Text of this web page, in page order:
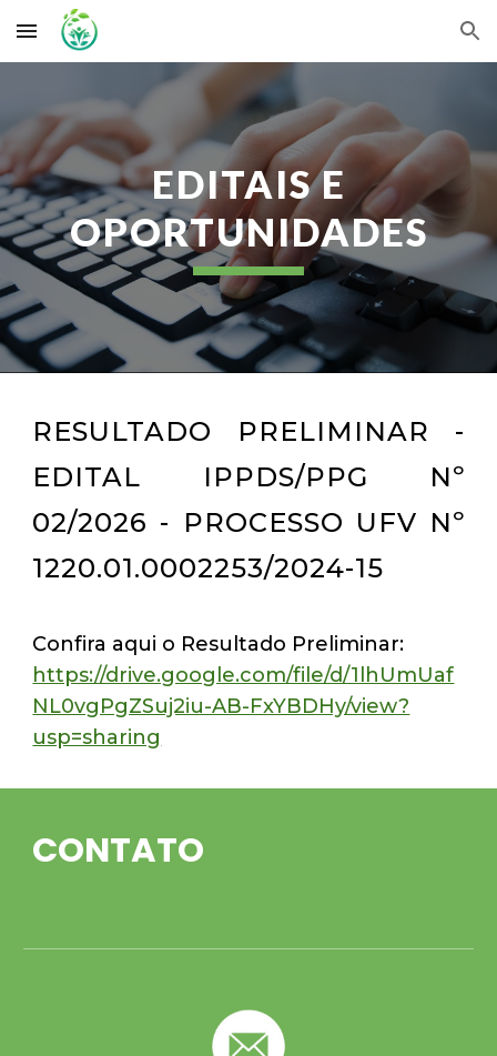
Skip to main content Skip to navigation
EDITAIS E
OPORTUNIDADES
RESULTADO PRELIMINAR -
EDITAL IPPDS/PPG Nº
02/2026 - PROCESSO UFV Nº
1220.01.0002253/2024-15
Confira aqui o Resultado Preliminar:
https://drive.google.com/file/d/1lhUmUaf
NL0vgPgZSuj2iu-AB-FxYBDHy/view?
usp=sharing
CONTATO